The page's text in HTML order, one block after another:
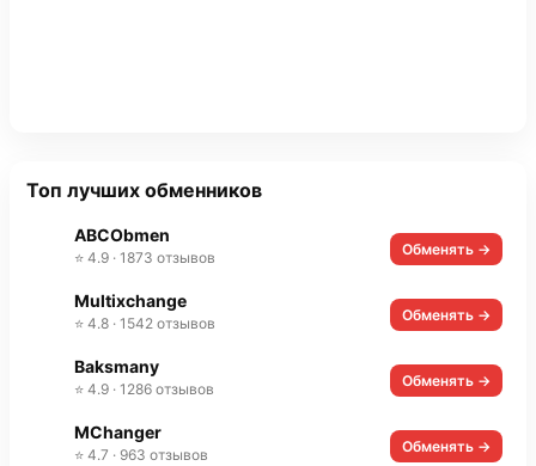
Топ лучших обменников
ABCObmen
⭐ 4.9 · 1873 отзывов Обменять →
Multixchange
⭐ 4.8 · 1542 отзывов Обменять →
Baksmany
⭐ 4.9 · 1286 отзывов Обменять →
MChanger
⭐ 4.7 · 963 отзывов Обменять →